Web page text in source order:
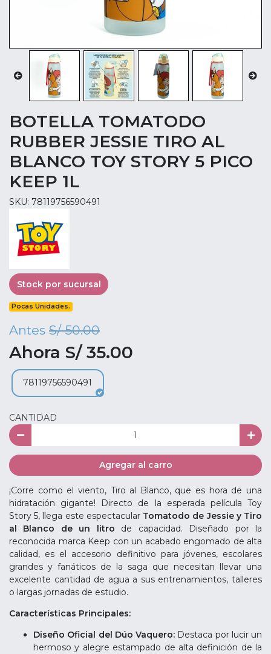
BOTELLA TOMATODO
RUBBER JESSIE TIRO AL
BLANCO TOY STORY 5 PICO
KEEP 1L
SKU: 78119756590491
Stock por sucursal
Pocas Unidades.
Antes S/ 50.00
Ahora S/ 35.00
78119756590491
CANTIDAD
Agregar al carro
¡Corre como el viento, Tiro al Blanco, que es hora de una
hidratación gigante! Directo de la esperada película Toy
Story 5, llega este espectacular Tomatodo de Jessie y Tiro
al Blanco de un litro de capacidad. Diseñado por la
reconocida marca Keep con un acabado engomado de alta
calidad, es el accesorio definitivo para jóvenes, escolares
grandes y fanáticos de la saga que necesitan llevar una
excelente cantidad de agua a sus entrenamientos, talleres
o largas jornadas de estudio.
Características Principales:
Diseño Oficial del Dúo Vaquero: Destaca por lucir un
hermoso y alegre estampado de alta definición de la